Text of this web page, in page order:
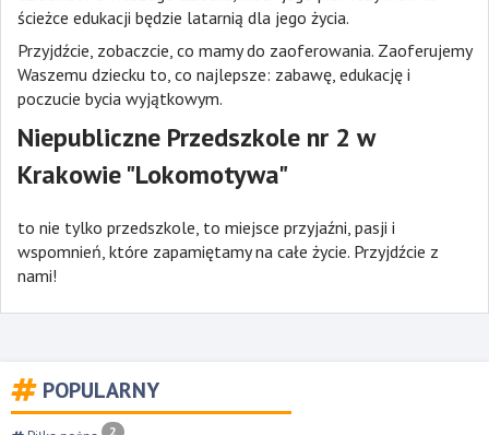
POPULARNY
2
ścieżce edukacji będzie latarnią dla jego życia.
Przyjdźcie, zobaczcie, co mamy do zaoferowania. Zaoferujemy
Waszemu dziecku to, co najlepsze: zabawę, edukację i
poczucie bycia wyjątkowym.
Niepubliczne Przedszkole nr 2 w
Krakowie "Lokomotywa"
to nie tylko przedszkole, to miejsce przyjaźni, pasji i
wspomnień, które zapamiętamy na całe życie. Przyjdźcie z
nami!